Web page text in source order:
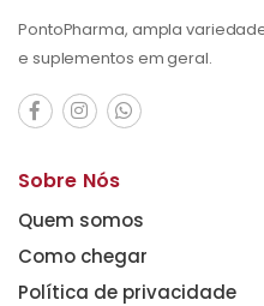
PontoPharma, ampla
e suplementos em geral.
Sobre Nós
Quem somos
Como chegar
Política de privacidade